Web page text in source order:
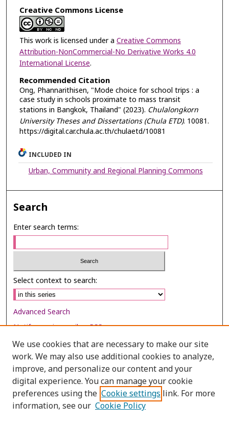
Creative Commons License
This work is licensed under a Creative Commons
Attribution-NonCommercial-No Derivative Works 4.0
International License.
Recommended Citation
Ong, Phannarithisen, "Mode choice for school trips : a
case study in schools proximate to mass transit
stations in Bangkok, Thailand" (2023). Chulalongkorn
University Theses and Dissertations (Chula ETD). 10081.
https://digital.car.chula.ac.th/chulaetd/10081
INCLUDED IN
Urban, Community and Regional Planning Commons
Search
Enter search terms:
Select context to search:
Advanced Search
Notify me via email orRSS
Browse
Collections
Disciplines
Authors
We use cookies that are necessary to make our site
work. We may also use additional cookies to analyze,
improve, and personalize our content and your
digital experience. You can manage your cookie
preferences using the Cookie settings link. For more
information, see our Cookie Policy